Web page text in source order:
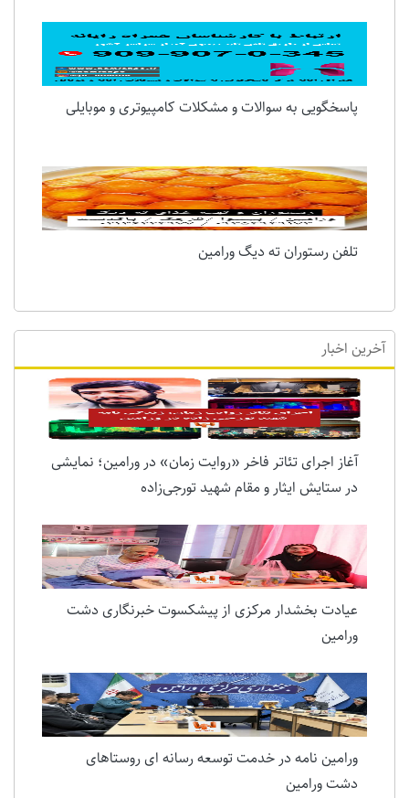
پاسخگویی به سوالات و مشکلات کامپیوتری و موبایلی
تلفن رستوران ته دیگ ورامین
آخرین اخبار
آغاز اجرای تئاتر فاخر «روایت زمان» در ورامین؛ نمایشی
در ستایش ایثار و مقام شهید تورجی‌زاده
عیادت بخشدار مرکزی از پیشکسوت خبرنگاری دشت
ورامین
ورامین نامه در خدمت توسعه رسانه ای روستاهای
دشت ورامین